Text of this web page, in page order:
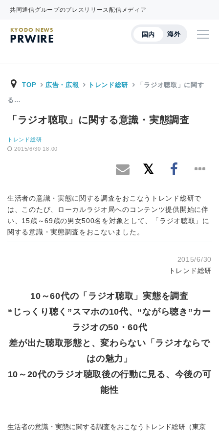
共同通信グループのプレスリリース配信メディア
国内 海外
KYODO NEWS
PRWIRE
TOP 広告・広報 トレンド総研 「ラジオ聴取」に関す
る…
「ラジオ聴取」に関する意識・実態調査
トレンド総研
2015/6/30 18:00
生活者の意識・実態に関する調査をおこなうトレンド総研で
は、このたび、ローカルラジオ局へのコンテンツ提供開始に伴
い、15歳～69歳の男女500名を対象として、「ラジオ聴取」に
関する意識・実態調査をおこないました。
2015/6/30
トレンド総研
10～60代の「ラジオ聴取」実態を調査
“じっくり聴く”スマホの10代、“ながら聴き”カー
ラジオの50・60代
差が出た聴取形態と、変わらない「ラジオならで
はの魅力」
10～20代のラジオ聴取後の行動に見る、今後の可
能性
生活者の意識・実態に関する調査をおこなうトレンド総研（東京